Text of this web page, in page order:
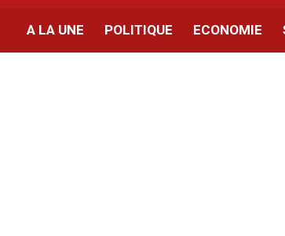
A LA UNE POLITIQUE ECONOMIE